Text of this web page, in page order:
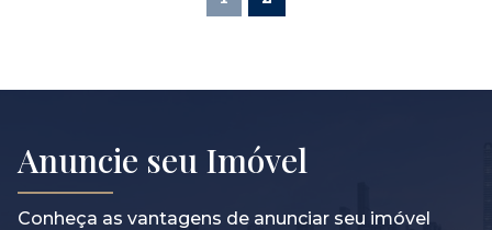
Anuncie seu Imóvel
Conheça as vantagens de anunciar seu imóvel